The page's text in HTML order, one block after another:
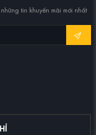
tin khuyến mãi mới nhất